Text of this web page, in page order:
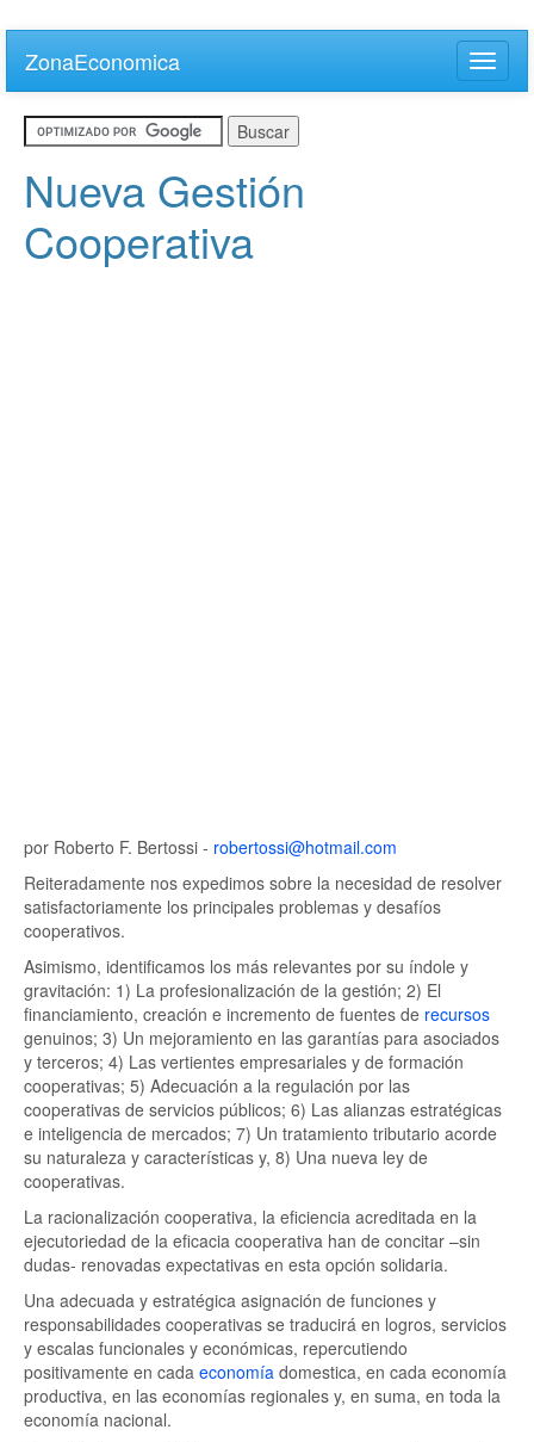
main
content
ZonaEconomica
Toggle
Nueva Gestión
Cooperativa
por Roberto F. Bertossi - robertossi@hotmail.com
Reiteradamente nos expedimos sobre la necesidad de resolver
satisfactoriamente los principales problemas y desafíos
cooperativos.
Asimismo, identificamos los más relevantes por su índole y
gravitación: 1) La profesionalización de la gestión; 2) El
financiamiento, creación e incremento de fuentes de recursos
genuinos; 3) Un mejoramiento en las garantías para asociados
y terceros; 4) Las vertientes empresariales y de formación
cooperativas; 5) Adecuación a la regulación por las
cooperativas de servicios públicos; 6) Las alianzas estratégicas
e inteligencia de mercados; 7) Un tratamiento tributario acorde
su naturaleza y características y, 8) Una nueva ley de
cooperativas.
La racionalización cooperativa, la eficiencia acreditada en la
ejecutoriedad de la eficacia cooperativa han de concitar –sin
dudas- renovadas expectativas en esta opción solidaria.
Una adecuada y estratégica asignación de funciones y
responsabilidades cooperativas se traducirá en logros, servicios
y escalas funcionales y económicas, repercutiendo
positivamente en cada economía domestica, en cada economía
productiva, en las economías regionales y, en suma, en toda la
economía nacional.